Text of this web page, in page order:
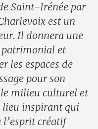
Saint-Irénée par
est un
Il donnera une
patrimonial et
les espaces de
pour son
milieu culturel et
lieu inspirant qui
l’esprit créatif